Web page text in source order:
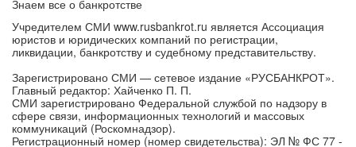
Учредителем СМИ www.rusbankrot.ru является Ассоциация
юристов и юридических компаний по регистрации,
ликвидации, банкротству и судебному представительству.
Зарегистрировано СМИ — сетевое издание «РУСБАНКРОТ».
Главный редактор: Хайченко П. П.
СМИ зарегистрировано Федеральной службой по надзору в
сфере связи, информационных технологий и массовых
коммуникаций (Роскомнадзор).
Регистрационный номер (номер свидетельства): ЭЛ № ФС 77 -
77278 от 05.12.2019.